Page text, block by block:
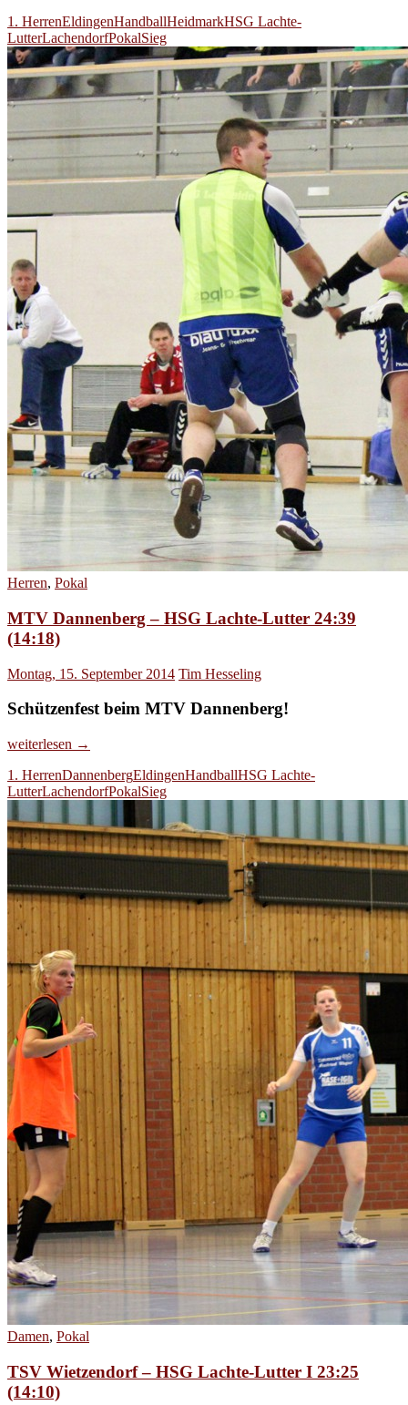
Lutter
–
HSG
Heidmark
II
40:39
(12:12,
30:30,
1. HerrenEldingenHandballHeidmarkHSG Lachte-
LutterLachendorfPokalSieg
Herren, Pokal
MTV Dannenberg – HSG Lachte-Lutter 24:39
(14:18)
Montag, 15. September 2014 Tim Hesseling
Schützenfest beim MTV Dannenberg!
MTV
–
HSG
Lutter
24:39
(14:18)
weiterlesen →
1. HerrenDannenbergEldingenHandballHSG Lachte-
LutterLachendorfPokalSieg
Damen, Pokal
TSV Wietzendorf – HSG Lachte-Lutter I 23:25
(14:10)